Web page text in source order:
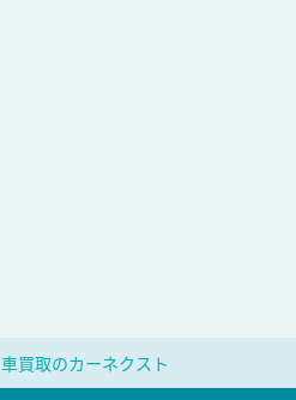
車買取のカーネクスト